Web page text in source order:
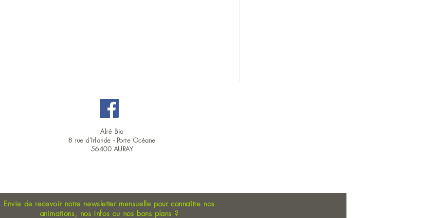
collaborative !
grâce aux cadeaux de l'Avent !
Alré Bio
8 rue d'Irlande - Porte Océane
56400 AURAY
Envie de recevoir notre newsletter mensuelle pour connaître nos
animations, nos infos ou nos bons plans ?